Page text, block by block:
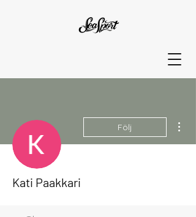
Följ
Kati Paakkari